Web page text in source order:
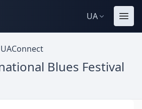
UA
UAConnect
Blues Festival